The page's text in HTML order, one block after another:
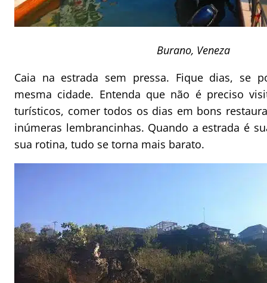
Burano, Veneza
Caia na estrada sem pressa. Fique dias, se
mesma cidade. Entenda que não é preciso
turísticos, comer todos os dias em bons
inúmeras lembrancinhas. Quando a estrada é
sua rotina, tudo se torna mais barato.